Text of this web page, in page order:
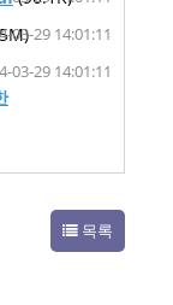
03-29 14:01:11
03-29 14:01:11
목록